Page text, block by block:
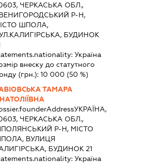
ЧЕРКАСЬКА ОБЛ.,
Р-Н,
ШПОЛА,
БУДИНОК
Україна
внеску до статутного
(грн.): 10 000 (50 %)
ТАМАРА
УКРАЇНА,
ЧЕРКАСЬКА ОБЛ.,
Р-Н, МІСТО
ВУЛИЦЯ
БУДИНОК 21
Україна